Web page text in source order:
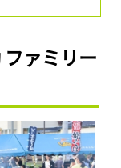
ァミリー